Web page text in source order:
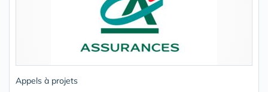
Appels à projets